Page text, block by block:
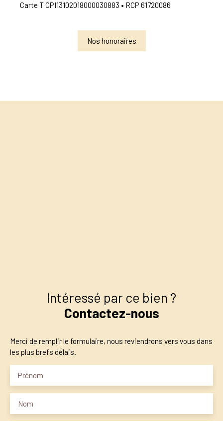
Carte T CPI13102018000030883 • RCP 61720086
Nos honoraires
Intéressé par ce bien ?
Contactez-nous
Merci de remplir le formulaire, nous reviendrons vers vous dans
les plus brefs délais.
Prénom
Nom